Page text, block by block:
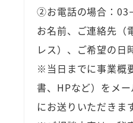
②お電話の場合：03
お名前、ご連絡先（
レス）、ご希望の日
※当日までに事業概
書、HPなど）をメ
にお送りいただきます